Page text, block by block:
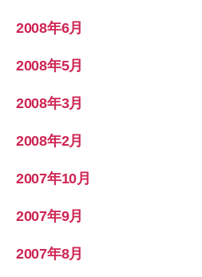
2008年6月
2008年5月
2008年3月
2008年2月
2007年10月
2007年9月
2007年8月